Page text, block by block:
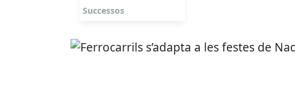
Successos